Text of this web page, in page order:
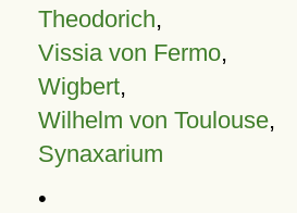
Theodorich,
Vissia von Fermo,
Wigbert,
Wilhelm von Toulouse,
Synaxarium
•